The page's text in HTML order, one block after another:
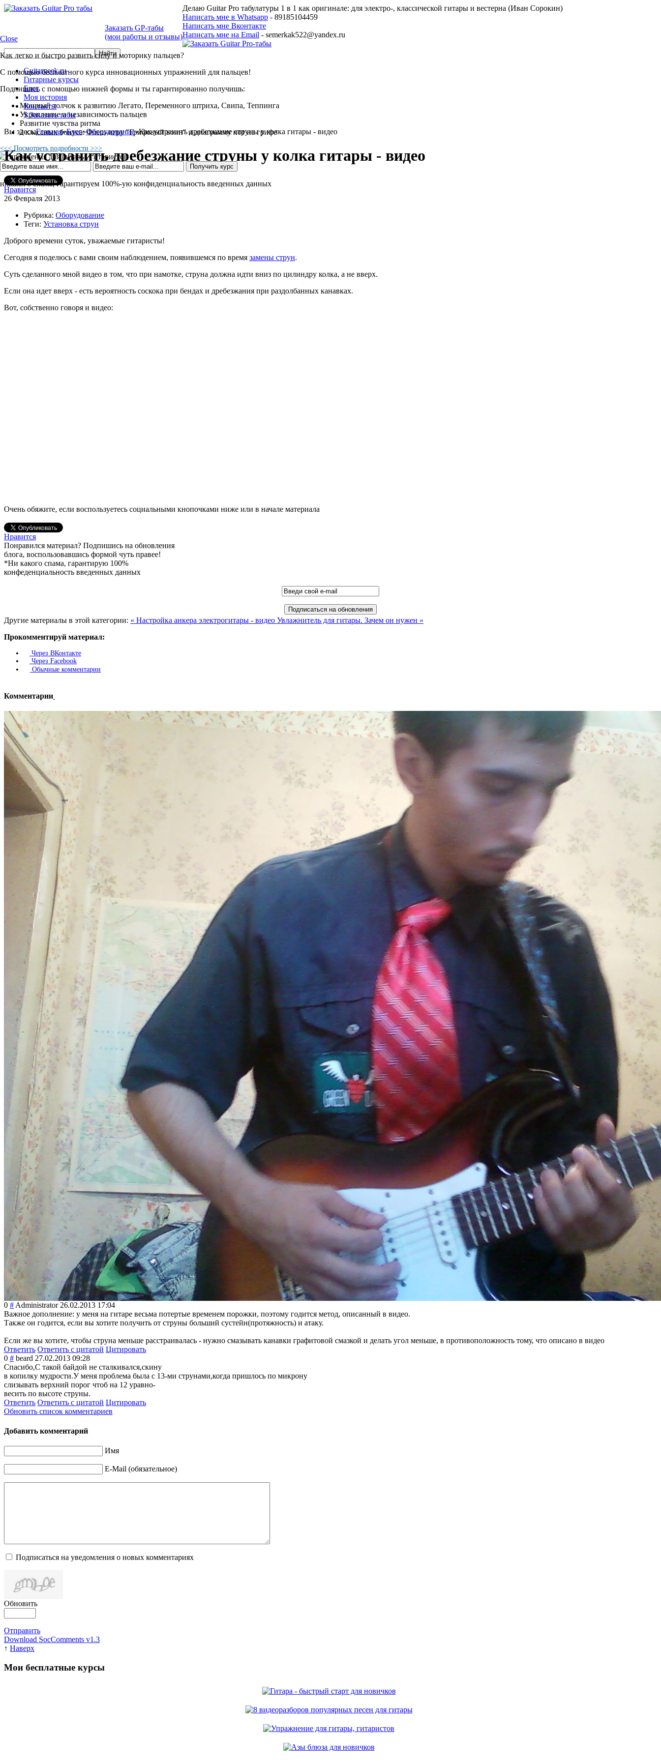
Заказать GP-табы
(мои работы и отзывы)
Делаю Guitar Pro табулатуры 1 в 1 как оригинале: для электро-, классической гитары и вестерна (Иван Сорокин)
Написать мне в Whatsapp - 89185104459
Написать мне Вконтакте
Написать мне на Email - semerkak522@yandex.ru
Guitargeek.ru
Гитарные курсы
Блог
Моя история
Контакты
$ Заказать табы
Вы здесь:Главная»Блог»Оборудование»Как устранить дребезжание струны у колка гитары - видео
Как устранить дребезжание струны у колка гитары - видео
Нравится
26 Февраля 2013
Рубрика: Оборудование
Теги: Установка струн
Доброго времени суток, уважаемые гитаристы!
Сегодня я поделюсь с вами своим наблюдением, появившемся по время замены струн.
Суть сделанного мной видео в том, что при намотке, струна должна идти вниз по цилиндру колка, а не вверх.
Если она идет вверх - есть вероятность соскока при бендах и дребезжания при раздолбанных канавках.
Вот, собственно говоря и видео:
Очень обяжите, если воспользуетесь социальными кнопочками ниже или в начале материала
Нравится
Понравился материал? Подпишись на обновления
блога, воспользовавшись формой чуть правее!
*Ни какого спама, гарантирую 100%
конфеденциальность введенных данных
Другие материалы в этой категории: « Настройка анкера электрогитары - видео Увлажнитель для гитары. Зачем он нужен »
Прокомментируй материал:
Через ВКонтакте
Через Facebook
Обычные комментарии
Комментарии
0 #Administrator 26.02.2013 17:04
Важное дополнение: у меня на гитаре весьма потертые временем порожки, поэтому годится метод, описанный в видео.
Также он годится, если вы хотите получить от струны больший сустейн(протяжность) и атаку.
Если же вы хотите, чтобы струна меньше расстраивалась - нужно смазывать канавки графитовой смазкой и делать угол меньше, в противоположность тому, что описано в видео
Ответить Ответить с цитатой Цитировать
0 # beard 27.02.2013 09:28
Спасибо,С такой байдой не сталкивался,скину
в копилку мудрости.У меня проблема была с 13-ми струнами,когда пришлось по микрону
слизывать верхний порог чтоб на 12 уравно-
весить по высоте струны.
Ответить Ответить с цитатой Цитировать
Обновить список комментариев
Добавить комментарий
Имя
E-Mail (обязательное)
Подписаться на уведомления о новых комментариях
Обновить
Отправить
Download SocComments v1.3
↑ Наверх
Мои бесплатные курсы
Close
Как легко и быстро развить силу и моторику пальцев?
С помощью бесплатного курса инновационных упражнений для пальцев!
Подпишись с помощью нижней формы и ты гарантированно получишь:
Мощный толчок к развитию Легато, Переменного штриха, Свипа, Теппинга
Укрепление и независимость пальцев
Развитие чувства ритма
2 классных бонуса: Флеш-игру "Грифовый воин" и диаграмму нот на грифе
<<< Посмотреть подробности >>>
никакого спама, гарантируем 100%-ую конфиденциальность введенных данных